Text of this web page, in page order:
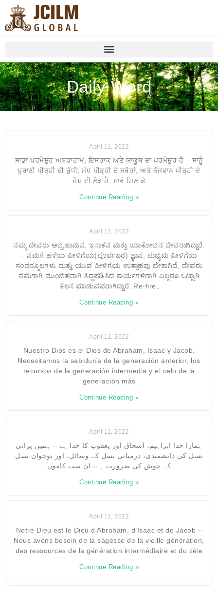
Daily Word
April 11, 2022
ਸਾਡਾ ਪਰਮੇਸ਼ੁਰ ਅਬਰਾਹਾਮ, ਇਸਹਾਕ ਅਤੇ ਯਾਕੂਬ ਦਾ ਪਰਮੇਸ਼ੁਰ ਹੈ – ਸਾਨੂੰ
ਪੁਰਾਣੀ ਪੀੜ੍ਹੀ ਦੀ ਬੁੱਧੀ, ਮੱਧ ਪੀੜ੍ਹੀ ਦੇ ਸਰੋਤਾਂ, ਅਤੇ ਨੌਜਵਾਨ ਪੀੜ੍ਹੀ ਦੇ
ਜੋਸ਼ ਦੀ ਲੋੜ ਹੈ, ਸਾਰੇ ਮਿਲ ਕੇ
Continue Reading »
April 11, 2022
ನಮ್ಮ ದೇವರು ಅಬ್ರಹಾಮನ, ಇಸಾಕನ ಮತ್ತು ಯಾಕೋಬನ ದೇವರಾಗಿದ್ದಾರೆ.
– ನಮಗೆ ಹಳೆಯ ಪೀಳಿಗೆಯ(ಪೂರ್ವಜರ) ಜ್ಞಾನ, ಮಧ್ಯಮ ಪೀಳಿಗೆಯ
ಸಂಪನ್ಮೂಲಗಳು ಮತ್ತು ಯುವ ಪೀಳಿಗೆಯ ಉತ್ಸಾಹವು ಬೇಕಾಗಿದೆ, ದೇವರು
ನಮಗಾಗಿ ಮುಂಚಿತವಾಗಿ ಸಿದ್ಧಪಡಿಸಿದ ಕಾರ್ಯಗಳಿಗಾಗಿ ಎಲ್ಲರೂ ಒಟ್ಟಾಗಿ
ಕೆಲಸ ಮಾಡುವವರಾಗಿದ್ದಾರೆ. Re-fire,
Continue Reading »
April 11, 2022
Nuestro Dios es el Dios de Abraham, Isaac y Jacob.
Necesitamos la sabiduría de la generación anterior, los
recursos de la generación intermedia y el celo de la
generación más
Continue Reading »
April 11, 2022
ہمارا خدا ابراہیم، اسحاق اور یعقوب کا خدا ہے – ہمیں پرانی
نسل کی دانشمندی، درمیانی نسل کے وسائل، اور نوجوان نسل
کے جوش کی ضرورت ہے، ان سب کاموں
Continue Reading »
April 11, 2022
Notre Dieu est le Dieu d’Abraham, d’Isaac et de Jacob –
Nous avons besoin de la sagesse de la vieille génération,
des ressources de la génération intermédiaire et du zèle
Continue Reading »